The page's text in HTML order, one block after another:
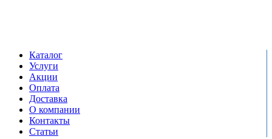
Каталог
Услуги
Акции
Оплата
Доставка
О компании
Контакты
Статьи